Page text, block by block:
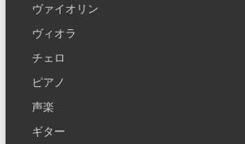
ヴァイオリン
ヴィオラ
チェロ
ピアノ
声楽
ギター